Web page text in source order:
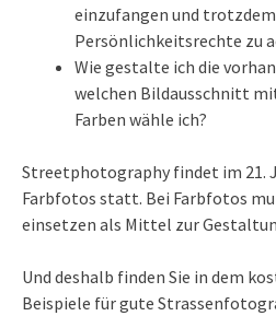
einzufangen und
Persönlichkeitsrechte zu
Wie gestalte ich die
welchen Bildausschnitt
Farben wähle ich?
Streetphotography findet im 21.
Farbfotos statt. Bei Farbfotos
einsetzen als Mittel zur
Und deshalb finden Sie in dem
Beispiele für gute